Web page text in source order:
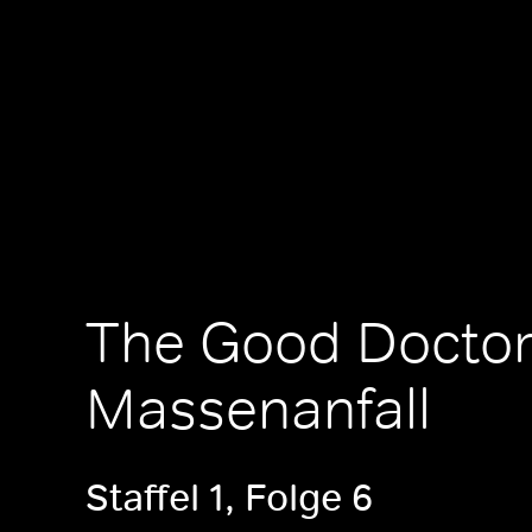
The Good
Massenanfall
Staffel 1, Folge 6